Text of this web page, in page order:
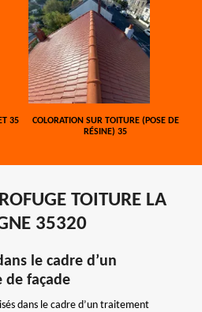
35
COLORATION SUR TOITURE (POSE DE
RÉSINE) 35
TOITURE LA
35320
le cadre d’un
façade
dans le cadre d’un traitement